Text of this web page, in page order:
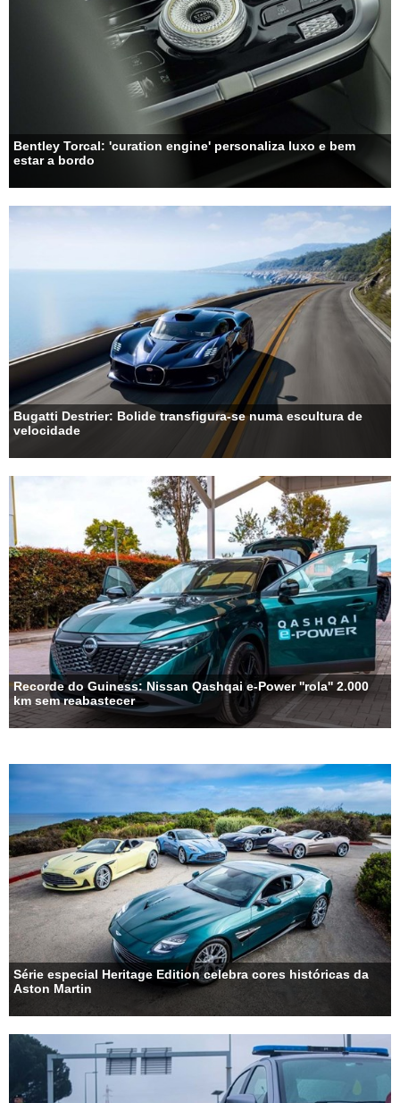
Bentley Torcal: 'curation engine' personaliza luxo e bem
estar a bordo
Bugatti Destrier: Bolide transfigura-se numa escultura de
velocidade
Recorde do Guiness: Nissan Qashqai e-Power ''rola'' 2.000
km sem reabastecer
Série especial Heritage Edition celebra cores históricas da
Aston Martin